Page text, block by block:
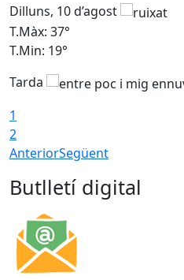
Dilluns, 10 d’agost
T.Màx: 37°
T.Min: 19°
Tarda
1
2
AnteriorSegüent
Butlletí digital